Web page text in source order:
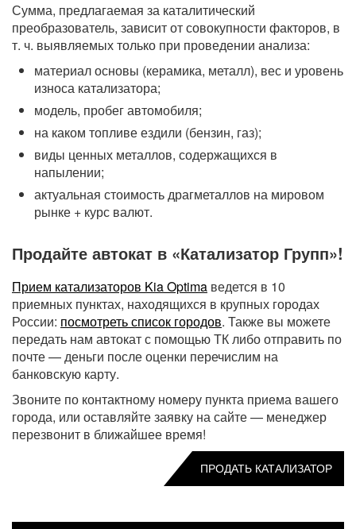
Сумма, предлагаемая за каталитический
преобразователь, зависит от совокупности факторов, в
т. ч. выявляемых только при проведении анализа:
материал основы (керамика, металл), вес и уровень
износа катализатора;
модель, пробег автомобиля;
на каком топливе ездили (бензин, газ);
виды ценных металлов, содержащихся в
напылении;
актуальная стоимость драгметаллов на мировом
рынке + курс валют.
Продайте автокат в «Катализатор Групп»!
Прием катализаторов Kia Optima ведется в 10
приемных пунктах, находящихся в крупных городах
России: посмотреть список городов. Также вы можете
передать нам автокат с помощью ТК либо отправить по
почте — деньги после оценки перечислим на
банковскую карту.
Звоните по контактному номеру пункта приема вашего
города, или оставляйте заявку на сайте — менеджер
перезвонит в ближайшее время!
ПРОДАТЬ КАТАЛИЗАТОР